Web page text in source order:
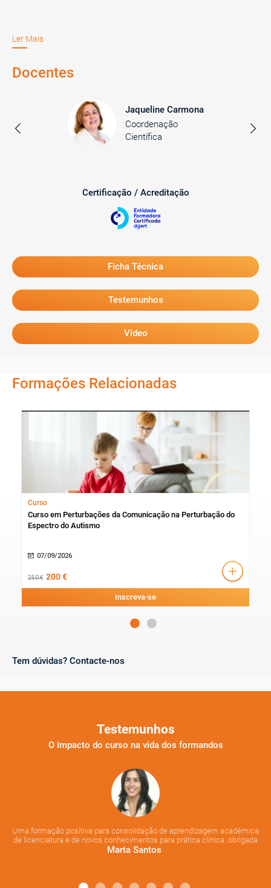
Ler Mais
Docentes
Jaqueline Carmona
Coordenação
Científica
Certificação / Acreditação
Ficha Técnica
Testemunhos
Vídeo
Formações Relacionadas
Curso
Curso em Perturbações da Comunicação na Perturbação do
Espectro do Autismo
07/09/2026
250 € 200 €
Inscreva-se
Tem dúvidas? Contacte-nos
Testemunhos
O impacto do curso na vida dos formandos
Uma formação positiva para consolidação de aprendizagem académica
de licenciatura e de novos conhecimentos para prática clínica. obrigada
Marta Santos